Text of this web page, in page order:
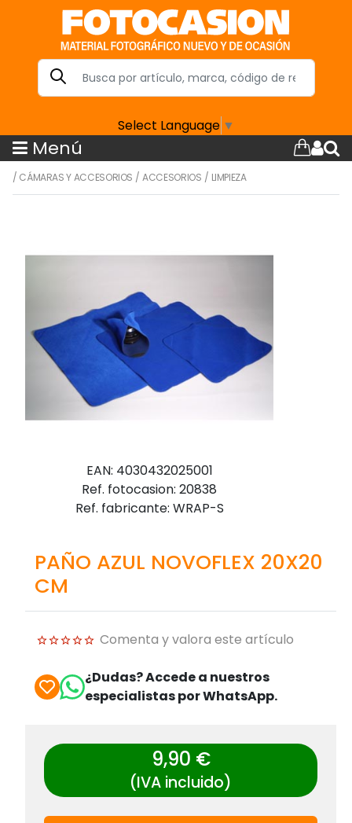
Select Language ▼
Menú
/ CÁMARAS Y ACCESORIOS /ACCESORIOS / LIMPIEZA
EAN: 4030432025001
Ref. fotocasion: 20838
Ref. fabricante: WRAP-S
PAÑO AZUL NOVOFLEX 20X20
CM
Comenta y valora este artículo
¿Dudas? Accede a nuestros
especialistas por WhatsApp.
9,90 €
(IVA incluido)